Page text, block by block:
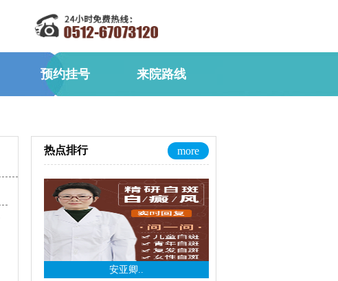
预约挂号 来院路线
热点排行 more
安亚卿..